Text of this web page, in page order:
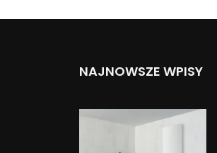
NAJNOWSZE WPISY